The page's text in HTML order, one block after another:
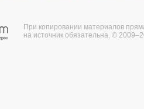
При копировании материалов
на источник обязательна. ©